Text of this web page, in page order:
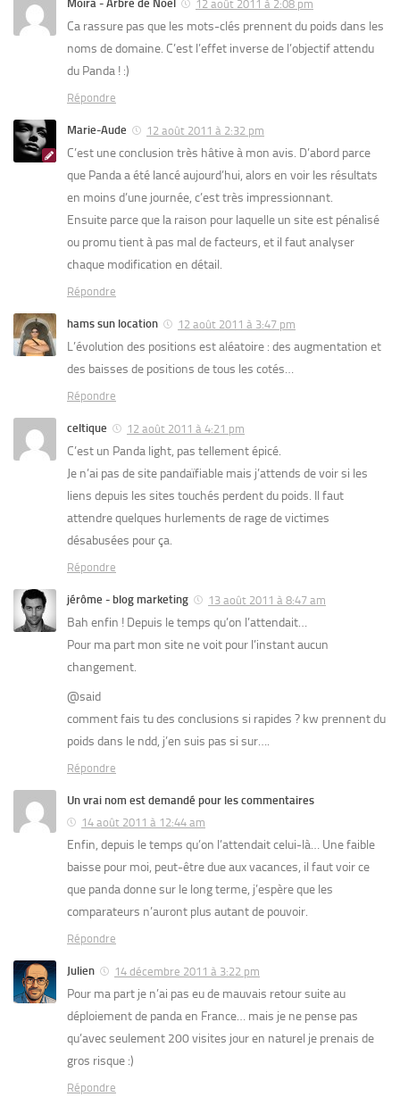
Moira - Arbre de Noel 12 août 2011 à 2:08 pm
Ca rassure pas que les mots-clés prennent du poids dans les
noms de domaine. C’est l’effet inverse de l’objectif attendu
du Panda ! :)
Répondre
Marie-Aude 12 août 2011 à 2:32 pm
C’est une conclusion très hâtive à mon avis. D’abord parce
que Panda a été lancé aujourd’hui, alors en voir les résultats
en moins d’une journée, c’est très impressionnant.
Ensuite parce que la raison pour laquelle un site est pénalisé
ou promu tient à pas mal de facteurs, et il faut analyser
chaque modification en détail.
Répondre
hams sun location 12 août 2011 à 3:47 pm
L’évolution des positions est aléatoire : des augmentation et
des baisses de positions de tous les cotés…
Répondre
celtique 12 août 2011 à 4:21 pm
C’est un Panda light, pas tellement épicé.
Je n’ai pas de site pandaïfiable mais j’attends de voir si les
liens depuis les sites touchés perdent du poids. Il faut
attendre quelques hurlements de rage de victimes
désabusées pour ça.
Répondre
jérôme - blog marketing 13 août 2011 à 8:47 am
Bah enfin ! Depuis le temps qu’on l’attendait…
Pour ma part mon site ne voit pour l’instant aucun
changement.
@said
comment fais tu des conclusions si rapides ? kw prennent du
poids dans le ndd, j’en suis pas si sur….
Répondre
Un vrai nom est demandé pour les commentaires
14 août 2011 à 12:44 am
Enfin, depuis le temps qu’on l’attendait celui-là… Une faible
baisse pour moi, peut-être due aux vacances, il faut voir ce
que panda donne sur le long terme, j’espère que les
comparateurs n’auront plus autant de pouvoir.
Répondre
Julien 14 décembre 2011 à 3:22 pm
Pour ma part je n’ai pas eu de mauvais retour suite au
déploiement de panda en France… mais je ne pense pas
qu’avec seulement 200 visites jour en naturel je prenais de
gros risque :)
Répondre